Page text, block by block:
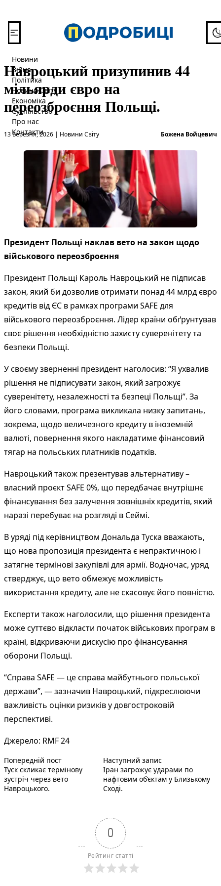
Новини
Війна
Політика
Новини Світу
Економіка
Суспільство
Про нас
Контакти
Навроцький призупинив 44
мільярди євро на
переозброєння Польщі.
13 Березня, 2026 |
Опубліковано вНовини Світу Божена Войцевич
Президент Польщі наклав вето на закон щодо
військового переозброєння
Президент Польщі Кароль Навроцький не підписав
закон, який би дозволив отримати понад 44 млрд євро
кредитів від ЄС в рамках програми SAFE для
військового переозброєння. Лідер країни обґрунтував
своє рішення необхідністю захисту суверенітету та
безпеки Польщі.
У своєму зверненні президент наголосив: “Я ухвалив
рішення не підписувати закон, який загрожує
суверенітету, незалежності та безпеці Польщі”. За
його словами, програма викликала низку запитань,
зокрема, щодо величезного кредиту в іноземній
валюті, повернення якого накладатиме фінансовий
тягар на польських платників податків.
Навроцький також презентував альтернативу –
власний проєкт SAFE 0%, що передбачає внутрішнє
фінансування без залучення зовнішніх кредитів, який
наразі перебуває на розгляді в Сеймі.
В уряді під керівництвом Дональда Туска вважають,
що нова пропозиція президента є непрактичною і
затягне термінові закупівлі для армії. Водночас, уряд
стверджує, що вето обмежує можливість
використання кредиту, але не скасовує його повністю.
Експерти також наголосили, що рішення президента
може суттєво відкласти початок військових програм в
країні, відкриваючи дискусію про фінансування
оборони Польщі.
“Справа SAFE — це справа майбутнього польської
держави”, — зазначив Навроцький, підкреслюючи
важливість оцінки ризиків у довгостроковій
перспективі.
Джерело: RMF 24
Навігація
записів
Попередній постПопередній запис:
Туск скликає термінову
зустріч через вето
Навроцького.
Наступний записНаступний пост :
Іран загрожує ударами по
нафтовим об’єктам у Близькому
Сході.
0
Рейтинг статті